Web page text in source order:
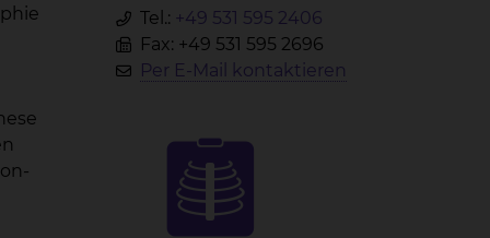
Tel.: +49 531 595 2406
Fax: +49 531 595 2696
Per E-Mail kontaktieren